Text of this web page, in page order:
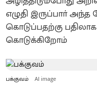
எழுதி இருப்பாா்
கொடுப்பதற்கு
கொடுக்கிறோம்
பக்குவம் AI image